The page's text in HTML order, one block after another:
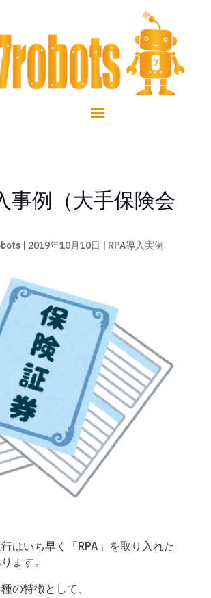
事例（大手保険会
| 2019年10月10日 | RPA導入実例
はいち早く「RPA」を取り入れた
ます。
の特徴として、